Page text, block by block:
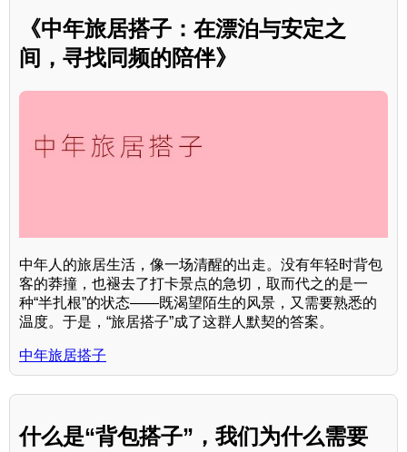
《中年旅居搭子：在漂泊与安定之
间，寻找同频的陪伴》
中年人的旅居生活，像一场清醒的出走。没有年轻时背包
客的莽撞，也褪去了打卡景点的急切，取而代之的是一
种“半扎根”的状态——既渴望陌生的风景，又需要熟悉的
温度。于是，“旅居搭子”成了这群人默契的答案。
中年旅居搭子
什么是“背包搭子”，我们为什么需要